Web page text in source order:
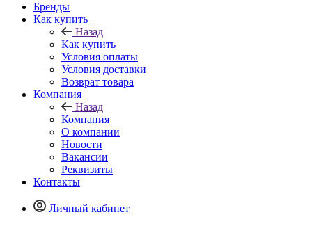
Бренды
Как купить
Назад
Как купить
Условия оплаты
Условия доставки
Возврат товара
Компания
Назад
Компания
О компании
Новости
Вакансии
Реквизиты
Контакты
Личный кабинет